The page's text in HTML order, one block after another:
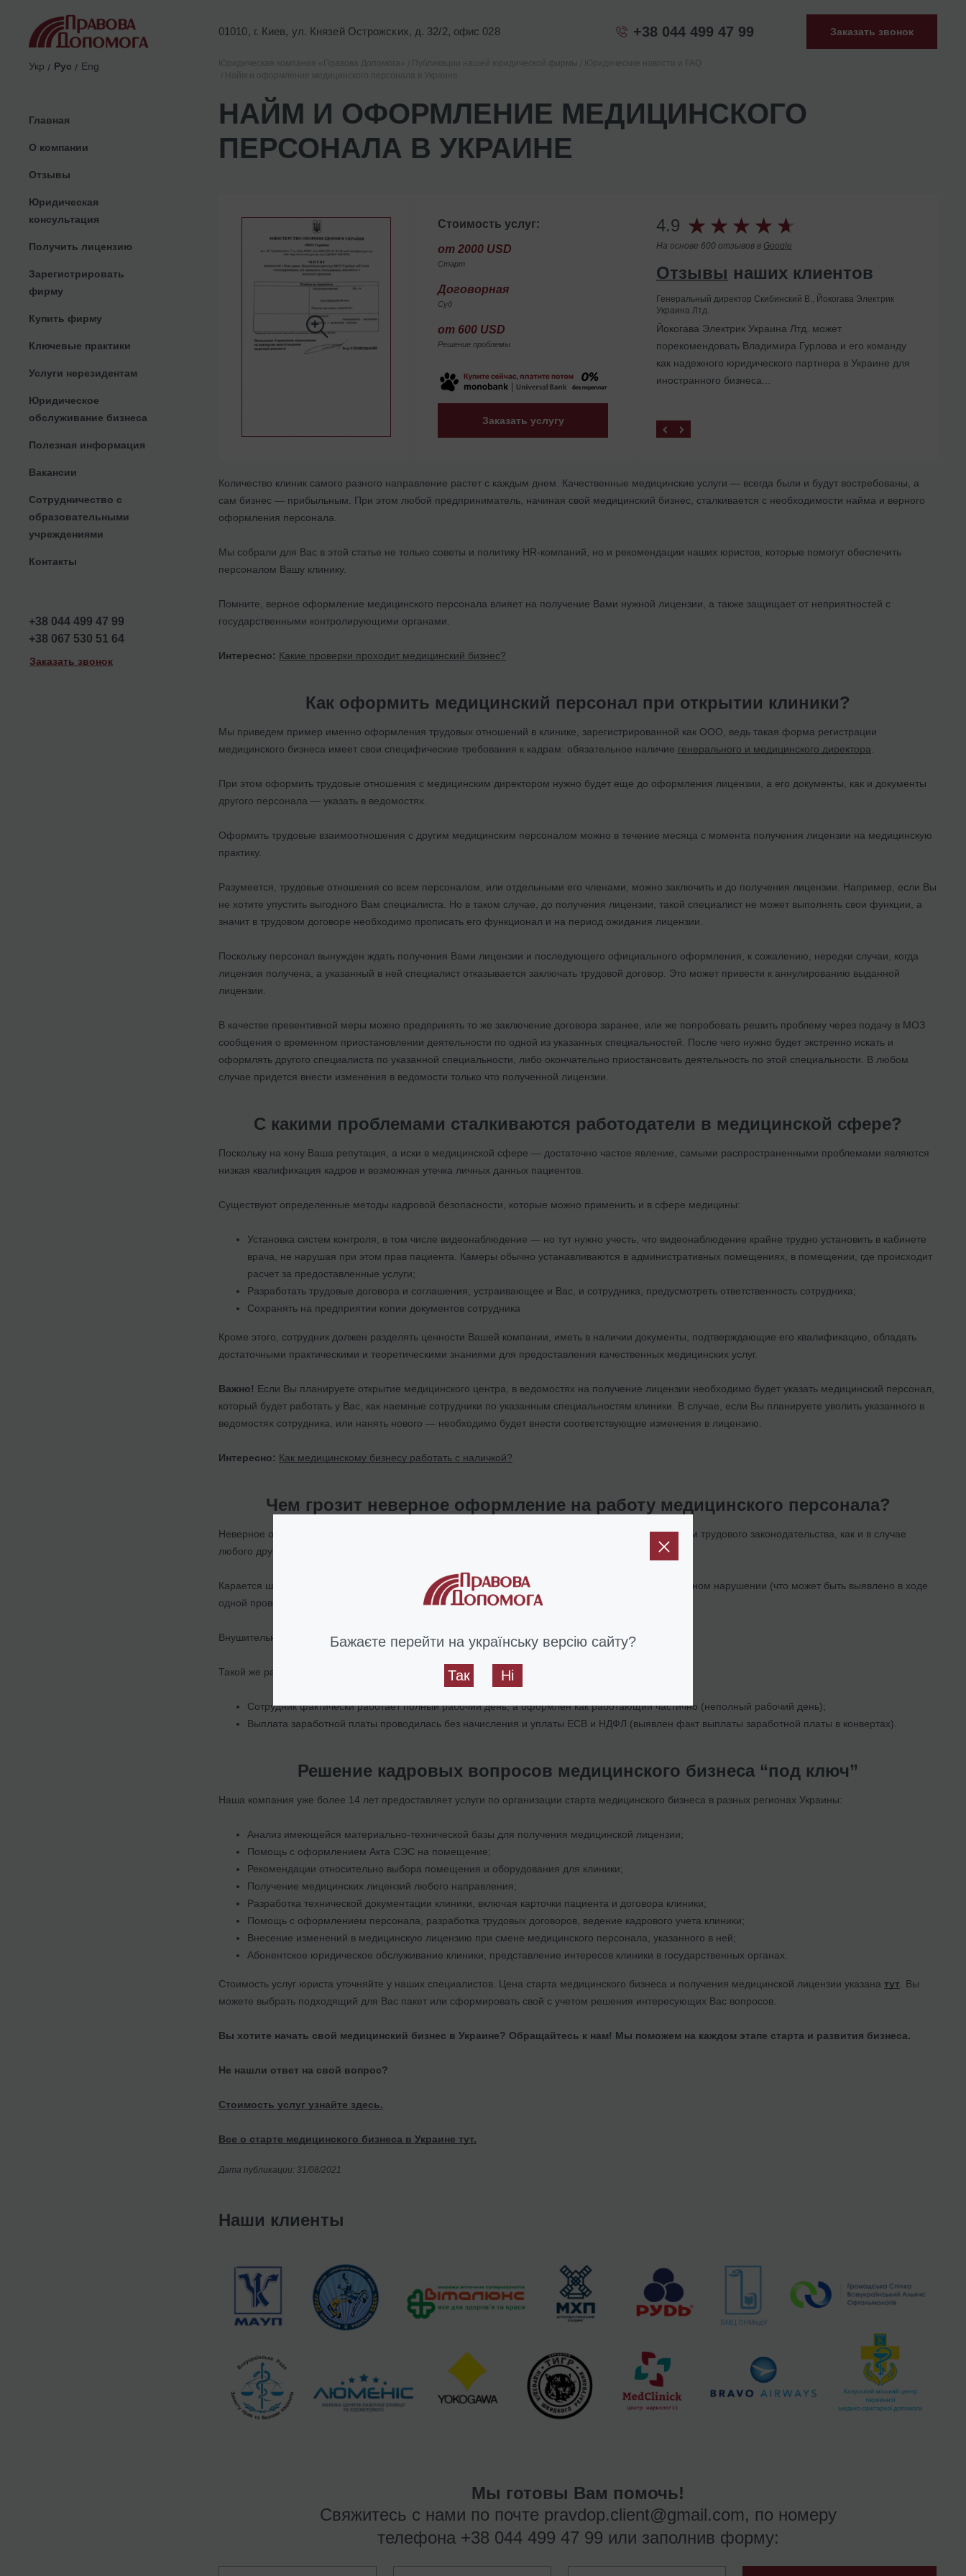
01010, г. Киев, ул. Князей Острожских, д. 32/2, офис 028 +38 044 499 47 99 Заказать звонок
Укр Рус Eng
Главная
О компании
Отзывы
Юридическая
консультация
Получить лицензию
Зарегистрировать
фирму
Купить фирму
Ключевые практики
Услуги нерезидентам
Юридическое
обслуживание бизнеса
Полезная информация
Вакансии
Сотрудничество с
образовательными
учреждениями
Контакты
+38 044 499 47 99
+38 067 530 51 64
Заказать звонок
НАЙМ И ОФОРМЛЕНИЕ МЕДИЦИНСКОГО
ПЕРСОНАЛА В УКРАИНЕ
Стоимость услуг:
от 2000 USD
Старт
Договорная
Суд
от 600 USD
Решение проблемы
Заказать услугу
4.9
На основе 600 отзывов в Google
Отзывы наших клиентов
Генеральный директор Скибинский В., Йокогава Электрик
Украина Лтд.
Йокогава Электрик Украина Лтд. может
порекомендовать Владимира Гурлова и его команду
как надежного юридического партнера в Украине для
иностранного бизнеса...
Помогли с ликвидацией иностранного
представительства в Украине
Количество клиник самого разного направление растет с каждым днем. Качественные медицинские услуги — всегда были и будут востребованы, а
сам бизнес — прибыльным. При этом любой предприниматель, начиная свой медицинский бизнес, сталкивается с необходимости найма и верного
оформления персонала.
Мы собрали для Вас в этой статье не только советы и политику HR-компаний, но и рекомендации наших юристов, которые помогут обеспечить
персоналом Вашу клинику.
Помните, верное оформление медицинского персонала влияет на получение Вами нужной лицензии, а также защищает от неприятностей с
государственными контролирующими органами.
Интересно: Какие проверки проходит медицинский бизнес?
Как оформить медицинский персонал при открытии клиники?
Мы приведем пример именно оформления трудовых отношений в клинике, зарегистрированной как ООО, ведь такая форма регистрации
медицинского бизнеса имеет свои специфические требования к кадрам: обязательное наличие генерального и медицинского директора
При этом оформить трудовые отношения с медицинским директором нужно будет еще до оформления лицензии, а его документы, как и документы
другого персонала — указать в ведомостях.
Оформить трудовые взаимоотношения с другим медицинским персоналом можно в течение месяца с момента получения лицензии на медицинскую
практику.
Разумеется, трудовые отношения со всем персоналом, или отдельными его членами, можно заключить и до получения лицензии. Например, если Вы
не хотите упустить выгодного Вам специалиста. Но в таком случае, до получения лицензии, такой специалист не может выполнять свои функции, а
значит в трудовом договоре необходимо прописать его функционал и на период ожидания лицензии.
Поскольку персонал вынужден ждать получения Вами лицензии и последующего официального оформления, к сожалению, нередки случаи, когда
лицензия получена, а указанный в ней специалист отказывается заключать трудовой договор. Это может привести к аннулированию выданной
лицензии.
В качестве превентивной меры можно предпринять то же заключение договора заранее, или же попробовать решить проблему через подачу в МОЗ
сообщения о временном приостановлении деятельности по одной из указанных специальностей. После чего нужно будет экстренно искать и
оформлять другого специалиста по указанной специальности, либо окончательно приостановить деятельность по этой специальности. В любом
случае придется внести изменения в ведомости только что полученной лицензии.
С какими проблемами сталкиваются работодатели в медицинской сфере?
Поскольку на кону Ваша репутация, а иски в медицинской сфере — достаточно частое явление, самыми распространенными проблемами являются
низкая квалификация кадров и возможная утечка личных данных пациентов.
Существуют определенные методы кадровой безопасности, которые можно применить и в сфере медицины:
Установка систем контроля, в том числе видеонаблюдение — но тут нужно учесть, что видеонаблюдение крайне трудно установить в кабинете
врача, не нарушая при этом прав пациента. Камеры обычно устанавливаются в административных помещениях, в помещении, где происходит
расчет за предоставленные услуги;
Разработать трудовые договора и соглашения, устраивающее и Вас, и сотрудника, предусмотреть ответственность сотрудника;
Сохранять на предприятии копии документов сотрудника
Кроме этого, сотрудник должен разделять ценности Вашей компании, иметь в наличии документы, подтверждающие его квалификацию, обладать
достаточными практическими и теоретическими знаниями для предоставления качественных медицинских услуг.
Важно! Если Вы планируете открытие медицинского центра, в ведомостях на получение лицензии необходимо будет указать медицинский персонал,
который будет работать у Вас, как наемные сотрудники по указанным специальностям клиники. В случае, если Вы планируете уволить указанного в
ведомостях сотрудника, или нанять нового — необходимо будет внести соответствующие изменения в лицензию.
Интересно: Как медицинскому бизнесу работать с наличкой?
Чем грозит неверное оформление на работу медицинского персонала?
Неверное оформление или отсутствие такого в случае медицинского бизнеса является нарушением трудового законодательства, как и в случае
любого другого бизнеса с наемным трудом.
Карается штрафом от 10 минимальных зарплат, что в 2021 году составляет
. При повторном нарушении (что может быть выявлено в ходе
одной проверки при наличии двух неоформленных работников) —до 180 000 грн
Внушительная сумма для любой клиники.
Такой же размер штрафа придется заплатить, если:
Сотрудник фактически работает полный рабочий день, а оформлен как работающий частично (неполный рабочий день);
Выплата заработной платы проводилась без начисления и уплаты ЕСВ и НДФЛ (выявлен факт выплаты заработной платы в конвертах).
Решение кадровых вопросов медицинского бизнеса “под ключ”
Наша компания уже более 14 лет предоставляет услуги по организации старта медицинского бизнеса в разных регионах Украины:
Анализ имеющейся материально-технической базы для получения медицинской лицензии;
Помощь с оформлением Акта СЭС на помещение;
Рекомендации относительно выбора помещения и оборудования для клиники;
Получение медицинских лицензий любого направления;
Разработка технической документации клиники, включая карточки пациента и договора клиники;
Помощь с оформлением персонала, разработка трудовых договоров, ведение кадрового учета клиники;
Внесение изменений в медицинскую лицензию при смене медицинского персонала, указанного в ней;
Абонентское юридическое обслуживание клиники, представление интересов клиники в государственных органах.
Стоимость услуг юриста уточняйте у наших специалистов. Цена старта медицинского бизнеса и получения медицинской лицензии указана тут . Вы
можете выбрать подходящий для Вас пакет или сформировать свой с учетом решения интересующих Вас вопросов.
Вы хотите начать свой медицинский бизнес в Украине? Обращайтесь к нам! Мы поможем на каждом этапе старта и развития бизнеса.
Не нашли ответ на свой вопрос?
Стоимость услуг узнайте здесь.
Все о старте медицинского бизнеса в Украине тут.
Дата публикации: 31/08/2021
Наши клиенты
Мы готовы Вам помочь!
Свяжитесь с нами по почте pravdop.client@gmail.com, по номеру
телефона +38 044 499 47 99 или заполнив форму:
Бажаєте перейти на українську версію сайту?
Так Ні